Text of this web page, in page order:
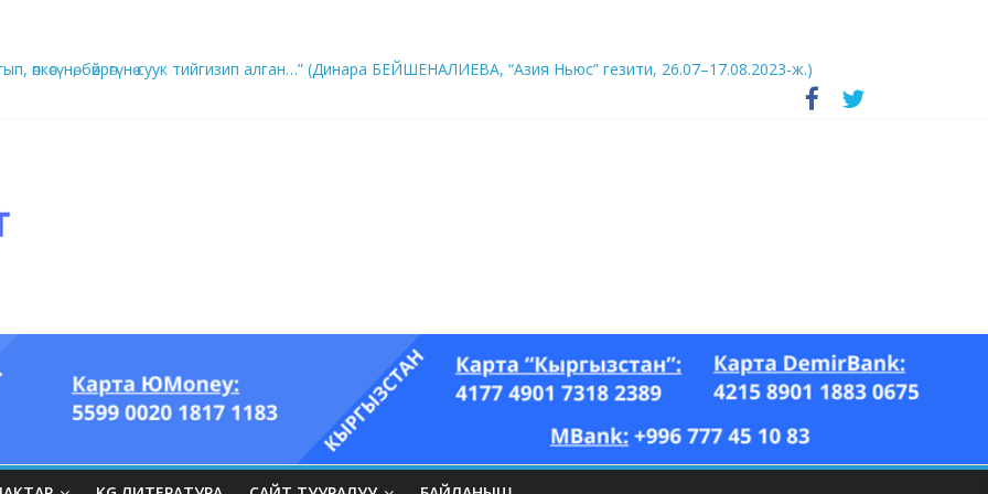
он үч акындын котормосунда
өпкөсүнө, бөйрөгүнө суук тийгизип алган…” (Динара БЕЙШЕНАЛИЕВА, “Азия Ньюс” гезити, 26.07–17.08.2023-ж.)